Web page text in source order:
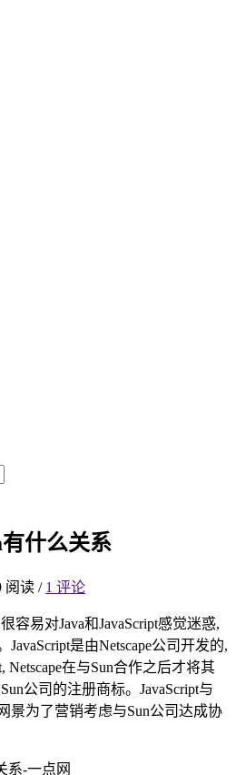
什么关系
阅读 / 1 评论
容易对Java和JavaScript感觉迷惑,
是由Netscape公司开发的,
Netscape在与Sun合作之后才将其
公司的注册商标。JavaScript与
景为了营销考虑与Sun公司达成协